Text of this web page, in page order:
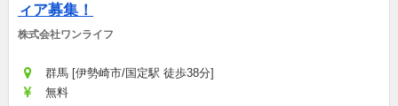
ィア募集！
株式会社ワンライフ
群馬 [伊勢崎市/国定駅 徒歩38分]
無料